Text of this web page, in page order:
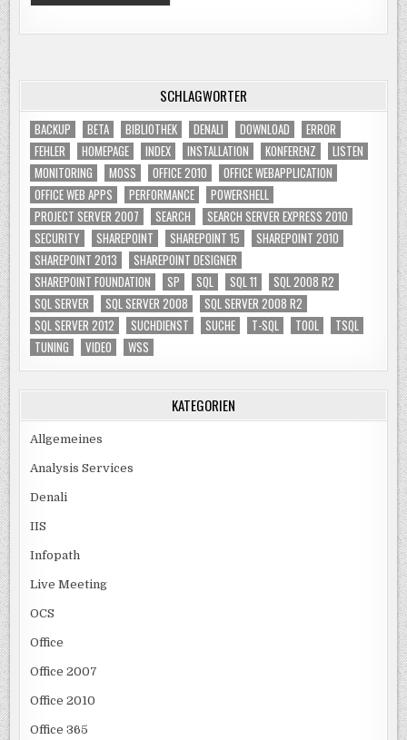
SCHLAGWÖRTER
BACKUP BETA BIBLIOTHEK DENALI DOWNLOAD
ERROR
FEHLER
HOMEPAGE INDEX INSTALLATION KONFERENZ
LISTEN
MONITORING
MOSS OFFICE 2010
OFFICE WEBAPPLICATION
OFFICE WEB APPS
PERFORMANCE
POWERSHELL
PROJECT SERVER 2007
SEARCH
SEARCH SERVER EXPRESS 2010
SECURITY
SHAREPOINT SHAREPOINT 15
SHAREPOINT 2010
SHAREPOINT 2013
SHAREPOINT DESIGNER
SHAREPOINT FOUNDATION
SP SQL SQL 11
SQL 2008 R2
SQL SERVER
SQL SERVER 2008
SQL SERVER 2008 R2
SQL SERVER 2012
SUCHDIENST SUCHE T-SQL TOOL
TSQL
TUNING
VIDEO WSS
KATEGORIEN
Allgemeines
Analysis Services
Denali
IIS
Infopath
Live Meeting
OCS
Office
Office 2007
Office 2010
Office 365